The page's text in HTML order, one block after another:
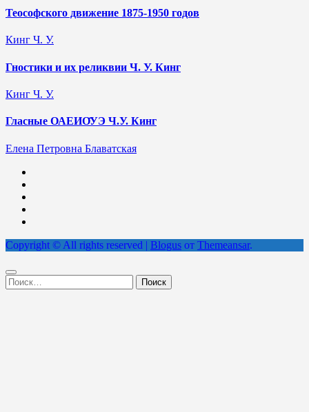
Теософского движение 1875-1950 годов
Кинг Ч. У.
Гностики и их реликвии Ч. У. Кинг
Кинг Ч. У.
Гласные ОАЕИО̄УЭ Ч.У. Кинг
Елена Петровна Блаватская
Copyright © All rights reserved | Blogus от Themeansar.
Найти: